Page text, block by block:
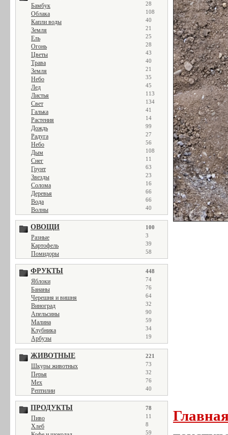
Бамбук 28
Облака 108
Капли воды 40
Земля 21
Ель 25
Огонь 28
Цветы 43
Трава 40
Земля 21
Небо 35
Лед 45
Листья 113
Свет 134
Галька 41
Растения 14
Дождь 99
Радуга 27
Небо 56
Дым 108
Снег 11
Грунт 63
Звезды 23
Солома 16
Деревья 66
Вода 66
Волны 40
ОВОЩИ 100
Разные 3
Картофель 39
Помидоры 58
ФРУКТЫ 448
Яблоки 74
Бананы 76
Черешня и вишня 64
Виноград 32
Апельсины 90
Малина 59
Клубника 34
Арбузы 19
ЖИВОТНЫЕ 221
Шкуры животных 73
Перья 32
Мех 76
Рептилии 40
ПРОДУКТЫ 78
Пиво 11
Хлеб 8
59